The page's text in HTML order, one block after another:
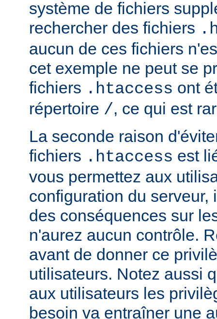
système de fichiers
rechercher des fichiers
aucun de ces fichiers
cet exemple ne peut se
fichiers .htaccess ont
répertoire /, ce qui est
La seconde raison
fichiers .htaccess est
vous permettez aux
configuration du serveur,
des conséquences sur
n'aurez aucun contrôle.
avant de donner ce
utilisateurs. Notez aussi
aux utilisateurs les
besoin va entraîner une